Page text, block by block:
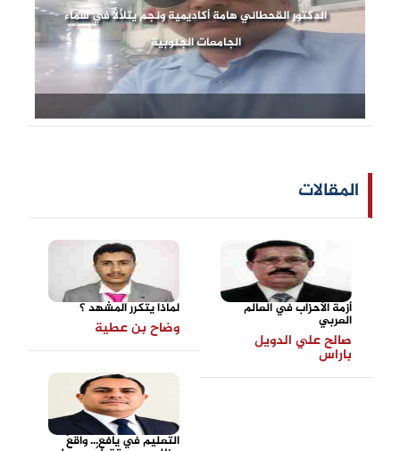
الدكتور القحطاني هامة أكاديمية ونجم يتلألأ في سماء
الجامعات الجنوبية
المقالات
أزمة الأحزاب في العالم
العربي
صالح علي الدويل
باراس
لماذا يتكرر المشهد ؟
وضاح بن عطية
التعليم في يافع... واقعٌ